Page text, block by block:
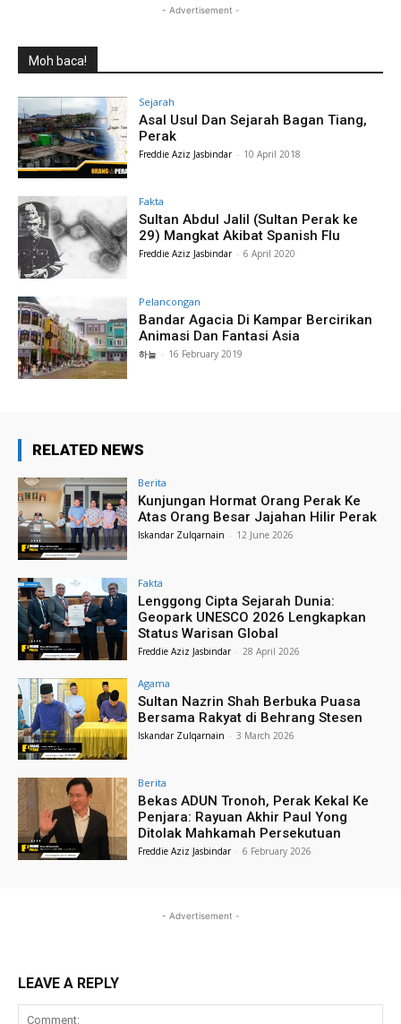
- Advertisement -
Moh baca!
Sejarah
Asal Usul Dan Sejarah Bagan Tiang,
Perak
Freddie Aziz Jasbindar - 10 April 2018
Fakta
Sultan Abdul Jalil (Sultan Perak ke
29) Mangkat Akibat Spanish Flu
Freddie Aziz Jasbindar - 6 April 2020
Pelancongan
Bandar Agacia Di Kampar Bercirikan
Animasi Dan Fantasi Asia
하늘 - 16 February 2019
RELATED NEWS
Berita
Kunjungan Hormat Orang Perak Ke
Atas Orang Besar Jajahan Hilir Perak
Iskandar Zulqarnain - 12 June 2026
Fakta
Lenggong Cipta Sejarah Dunia:
Geopark UNESCO 2026 Lengkapkan
Status Warisan Global
Freddie Aziz Jasbindar - 28 April 2026
Agama
Sultan Nazrin Shah Berbuka Puasa
Bersama Rakyat di Behrang Stesen
Iskandar Zulqarnain - 3 March 2026
Berita
Bekas ADUN Tronoh, Perak Kekal Ke
Penjara: Rayuan Akhir Paul Yong
Ditolak Mahkamah Persekutuan
Freddie Aziz Jasbindar - 6 February 2026
- Advertisement -
LEAVE A REPLY